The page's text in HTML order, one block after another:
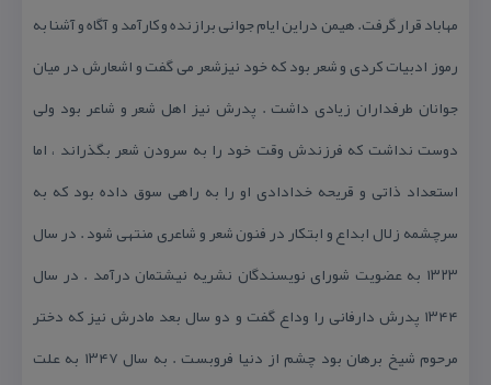
مهاباد قرار گرفت. هیمن دراین ایام جوانی برازنده و كارآمد و آگاه و آشنا به
رموز ادبیات كردی و شعر بود كه خود نیزشعر می گفت و اشعارش در میان
جوانان طرفداران زیادی داشت . پدرش نیز اهل شعر و شاعر بود ولی
دوست نداشت كه فرزندش وقت خود را به سرودن شعر بگذراند ، اما
استعداد ذاتی و قریحه خدادادی او را به راهی سوق داده بود كه به
سرچشمه زلال ابداع و ابتكار در فنون شعر و شاعری منتهی شود . در سال
۱۳۲۳ به عضویت شورای نویسندگان نشریه نیشتمان درآمد . در سال
۱۳۴۴ پدرش دارفانی را وداع گفت و دو سال بعد مادرش نیز كه دختر
مرحوم شیخ برهان بود چشم از دنیا فروبست . به سال ۱۳۴۷ به علت